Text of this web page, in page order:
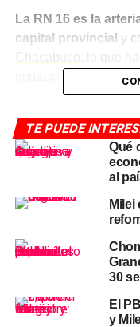
La RN 16 es la
capital provincial y
impacto directo para
Qué tramos
juego
Tramo
sobre la RN 11 y
Resistencia y llega
por Reconquista,
corredores de mayor
vincula el Chaco con
ellos elPuerto de
TE PUEDE
Qué
al
30
El
y